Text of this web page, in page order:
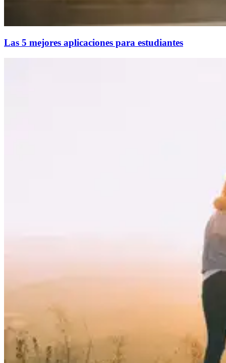
Las 5 mejores aplicaciones para estudiantes